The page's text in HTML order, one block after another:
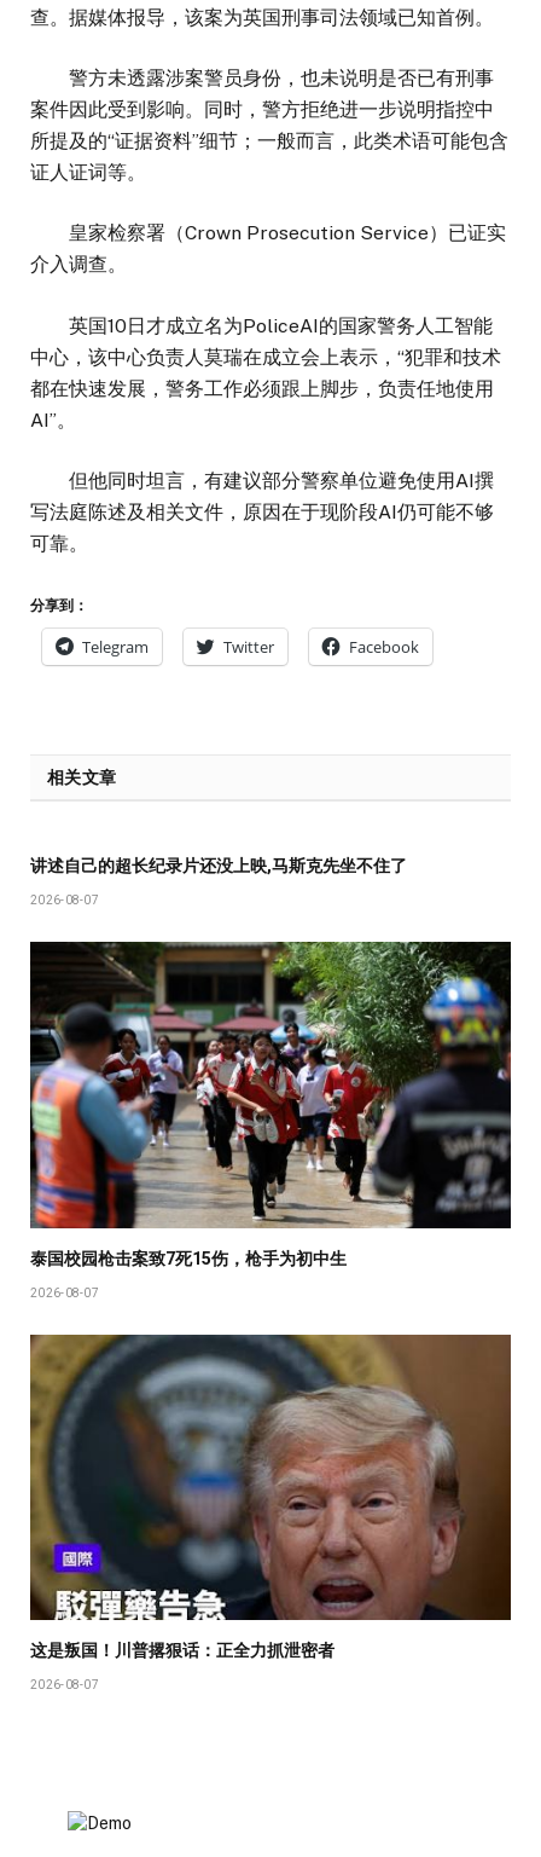
查。据媒体报导，该案为英国刑事司法领域已知首例。
警方未透露涉案警员身份，也未说明是否已有刑事
案件因此受到影响。同时，警方拒绝进一步说明指控中
所提及的“证据资料”细节；一般而言，此类术语可能包含
证人证词等。
皇家检察署（Crown Prosecution Service）已证实
介入调查。
英国10日才成立名为PoliceAI的国家警务人工智能
中心，该中心负责人莫瑞在成立会上表示，“犯罪和技术
都在快速发展，警务工作必须跟上脚步，负责任地使用
AI”。
但他同时坦言，有建议部分警察单位避免使用AI撰
写法庭陈述及相关文件，原因在于现阶段AI仍可能不够
可靠。
分享到：
Telegram Twitter Facebook
相关文章
讲述自己的超长纪录片还没上映,马斯克先坐不住了
2026-08-07
泰国校园枪击案致7死15伤，枪手为初中生
2026-08-07
这是叛国！川普撂狠话：正全力抓泄密者
2026-08-07